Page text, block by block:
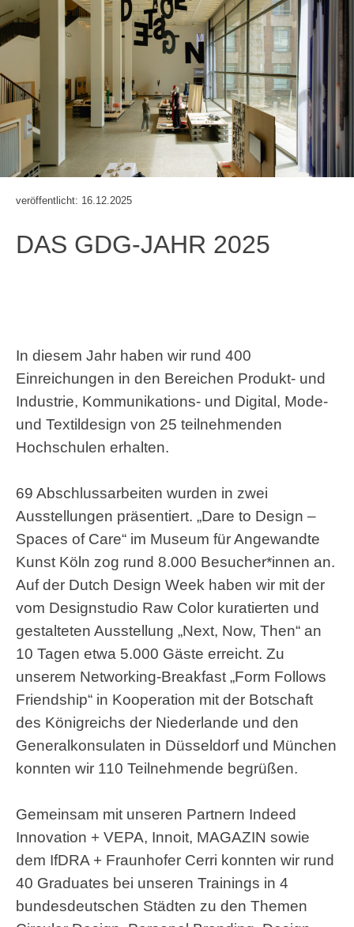
veröffentlicht: 16.12.2025
DAS GDG-JAHR 2025
In diesem Jahr haben wir rund 400
Einreichungen in den Bereichen Produkt- und
Industrie, Kommunikations- und Digital, Mode-
und Textildesign von 25 teilnehmenden
Hochschulen erhalten.
69 Abschlussarbeiten wurden in zwei
Ausstellungen präsentiert. „Dare to Design –
Spaces of Care“ im Museum für Angewandte
Kunst Köln zog rund 8.000 Besucher*innen an.
Auf der Dutch Design Week haben wir mit der
vom Designstudio Raw Color kuratierten und
gestalteten Ausstellung „Next, Now, Then“ an
10 Tagen etwa 5.000 Gäste erreicht. Zu
unserem Networking-Breakfast „Form Follows
Friendship“ in Kooperation mit der Botschaft
des Königreichs der Niederlande und den
Generalkonsulaten in Düsseldorf und München
konnten wir 110 Teilnehmende begrüßen.
Gemeinsam mit unseren Partnern Indeed
Innovation + VEPA, Innoit, MAGAZIN sowie
dem IfDRA + Fraunhofer Cerri konnten wir rund
40 Graduates bei unseren Trainings in 4
bundesdeutschen Städten zu den Themen